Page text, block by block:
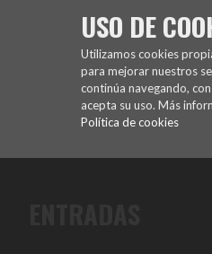
USO DE
Utilizamos cookies
para mejorar nuestros
continúa navegando,
acepta su uso. Más
Política de cookies
FUENCARRAL EL PARDO